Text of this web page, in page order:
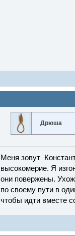
Дрюша
Меня зовут
высокомерие. Я
они повержены.
по своему пути в
чтобы идти вместе